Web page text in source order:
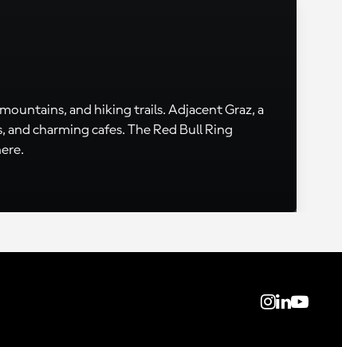
and hiking trails. Adjacent Graz, a
charming cafes. The Red Bull Ring